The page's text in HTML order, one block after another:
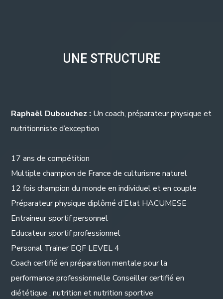
UNE STRUCTURE
Raphaël Dubouchez : Un coach,préparateur physique et
nutritionniste d’exception
17 ans de compétition
Multiple champion de France de culturisme naturel
12 fois champion du monde en individuel et en couple
Préparateur physique diplômé d’Etat HACUMESE
Entraineur sportif personnel
Educateur sportif professionnel
Personal Trainer EQF LEVEL 4
Coach certifié en préparation mentale pour la
performance professionnelle Conseiller certifié en
diététique , nutrition et nutrition sportive